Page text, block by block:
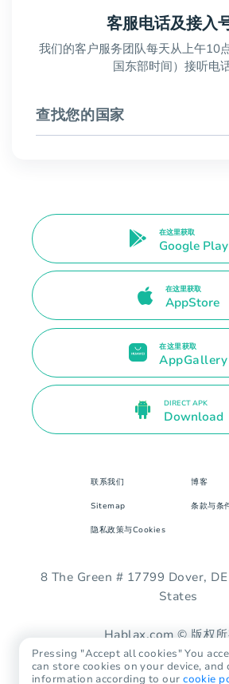
客服电话及接入
我们的客户服务团队每天从上午10
国东部时间）接听电话
查找您的国家
在这里获取
Google Play
在这里获取
AppStore
在这里获取
AppGallery
DIRECT APK
Download
联系我们 博客
Sitemap 条款与条
隐私政策与Cookies
8 The Green # 17799 Dover,
States
Hablax.com © 版权所
Pressing "Accept all cookies" You
can store cookies on your device, and
information according to ourcookie